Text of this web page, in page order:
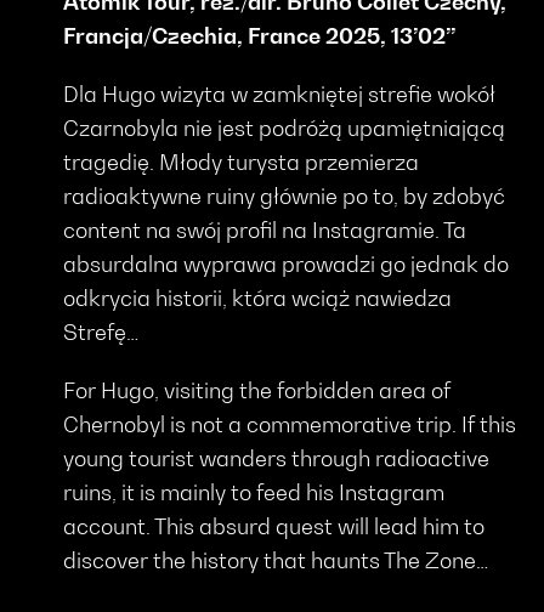
Francja/Czechia, France 2025, 13’02’’
Dla Hugo wizyta w zamkniętej strefie wokół
Czarnobyla nie jest podróżą upamiętniającą
tragedię. Młody turysta przemierza
radioaktywne ruiny głównie po to, by zdobyć
content na swój profil na Instagramie. Ta
absurdalna wyprawa prowadzi go jednak do
odkrycia historii, która wciąż nawiedza
Strefę…
For Hugo, visiting the forbidden area of
Chernobyl is not a commemorative trip. If this
young tourist wanders through radioactive
ruins, it is mainly to feed his Instagram
account. This absurd quest will lead him to
discover the history that haunts The Zone…